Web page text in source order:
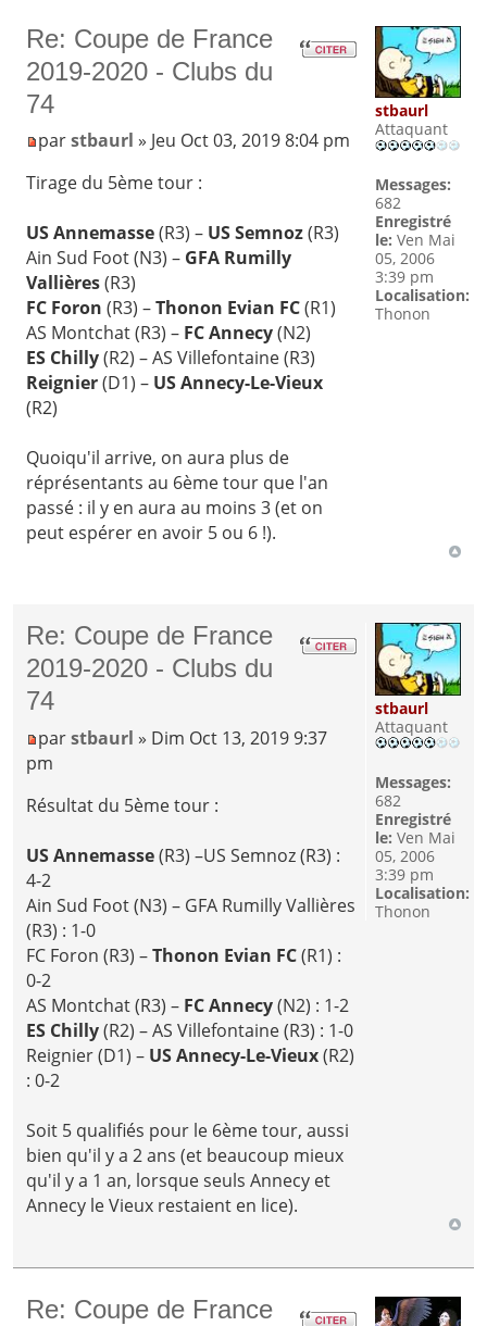
Re: Coupe de France
2019-2020 - Clubs du
74
parstbaurl » Jeu Oct 03, 2019 8:04 pm
Tirage du 5ème tour :
US Annemasse(R3) – US Semnoz(R3)
Ain Sud Foot (N3) – GFA Rumilly
Vallières(R3)
FC Foron (R3) –Thonon Evian FC(R1)
AS Montchat (R3) – FC Annecy(N2)
ES Chilly(R2) – AS Villefontaine (R3)
Reignier(D1) – US Annecy-Le-Vieux
(R2)
Quoiqu'il arrive, on aura plus de
réprésentants au 6ème tour que l'an
passé : il y en aura au moins 3 (et on
peut espérer en avoir 5 ou 6 !).
stbaurl
Attaquant
Messages:
682
Enregistré
le: Ven Mai
05, 2006
3:39 pm
Localisation:
Thonon
Re: Coupe de France
2019-2020 - Clubs du
74
parstbaurl » Dim Oct 13, 2019 9:37
pm
Résultat du 5ème tour :
US Annemasse(R3) –US Semnoz (R3) :
4-2
Ain Sud Foot (N3) – GFA Rumilly Vallières
(R3) : 1-0
FC Foron (R3) –Thonon Evian FC(R1) :
0-2
AS Montchat (R3) – FC Annecy(N2) : 1-2
ES Chilly(R2) – AS Villefontaine (R3) : 1-0
Reignier (D1) – US Annecy-Le-Vieux(R2)
: 0-2
Soit 5 qualifiés pour le 6ème tour, aussi
bien qu'il y a 2 ans (et beaucoup mieux
qu'il y a 1 an, lorsque seuls Annecy et
Annecy le Vieux restaient en lice).
stbaurl
Attaquant
Messages:
682
Enregistré
le: Ven Mai
05, 2006
3:39 pm
Localisation:
Thonon
Re: Coupe de France